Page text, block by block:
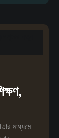
মাধ্যমে